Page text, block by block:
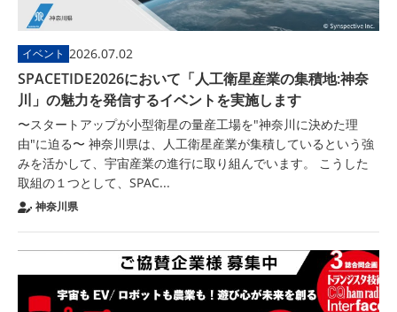
イベント 2026.07.02
SPACETIDE2026において「人工衛星産業の集積地:神奈
川」の魅力を発信するイベントを実施します
〜スタートアップが小型衛星の量産工場を"神奈川に決めた理
由"に迫る〜 神奈川県は、人工衛星産業が集積しているという強
みを活かして、宇宙産業の進行に取り組んでいます。 こうした
取組の１つとして、SPAC...
神奈川県